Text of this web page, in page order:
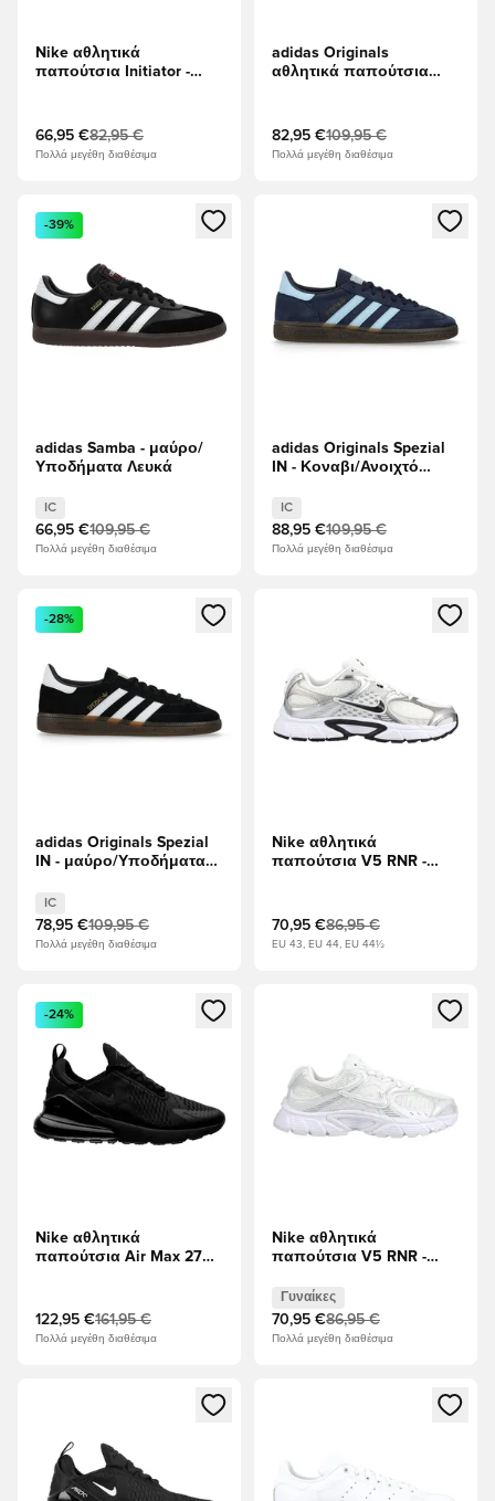
Nike αθλητικά
παπούτσια Initiator -
66,95 €82,95 €
Πολλά μεγέθη διαθέσιμα
adidas Originals
αθλητικά παπούτσια
μαύρο
82,95 €109,95 €
Πολλά μεγέθη διαθέσιμα
Ανοίγει ένα Modal για να συνδεθείτε ή να εγγραφείτε ως
-39%
adidas Samba - μαύρο/
Υποδήματα Λευκά
IC
66,95 €109,95 €
Πολλά μεγέθη διαθέσιμα
Ανοίγει ένα Modal για να
adidas Originals Spezial
IN - Κοναβι/Ανοιχτό
IC
88,95 €109,95 €
Πολλά μεγέθη διαθέσιμα
Ανοίγει ένα Modal για να συνδεθείτε ή να εγγραφείτε ως
-28%
adidas Originals Spezial
IN - μαύρο/Υποδήματα
IC
78,95 €109,95 €
Πολλά μεγέθη διαθέσιμα
Ανοίγει ένα Modal για να
Nike αθλητικά
παπούτσια V5 RNR -
70,95 €86,95 €
EU 43, EU 44, EU 44½
Ανοίγει ένα Modal για να συνδεθείτε ή να εγγραφείτε ως
-24%
Nike αθλητικά
παπούτσια Air Max 270 -
122,95 €161,95 €
Πολλά μεγέθη διαθέσιμα
Ανοίγει ένα Modal για να
Nike αθλητικά
παπούτσια V5 RNR -
ασήμι Γυναίκες
Γυναίκες
70,95 €86,95 €
Πολλά μεγέθη διαθέσιμα
Ανοίγει ένα Modal για να συνδεθείτε ή να εγγραφείτε ως
Ανοίγει ένα Modal για να